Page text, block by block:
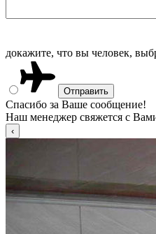
докажите, что вы человек,
Спасибо за Ваше сообщение!
Наш менеджер свяжется с